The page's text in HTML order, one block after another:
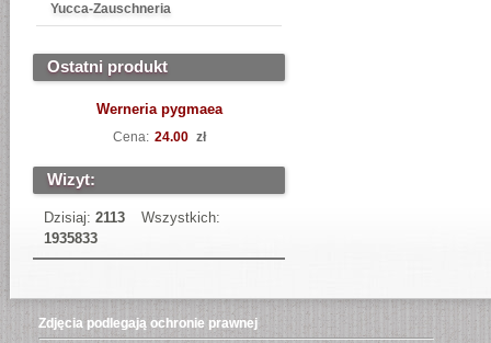
Yucca-Zauschneria
Ostatni produkt
Werneria pygmaea
Cena: 24.00 zł
Wizyt:
Dzisiaj: 2113
Wszystkich:
1935833
Zdjęcia podlegają ochronie prawnej